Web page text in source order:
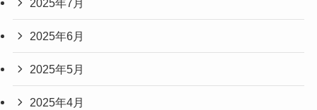
2025年6月
2025年5月
2025年4月